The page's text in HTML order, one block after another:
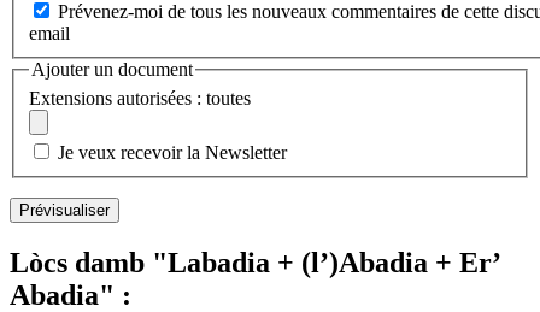
Prévenez-moi de tous les nouveaux commentaires de cette
email
Ajouter un document
Extensions autorisées : toutes
Je veux recevoir la Newsletter
Lòcs damb "Labadia + (l’)Abadia + Er’
Abadia" :